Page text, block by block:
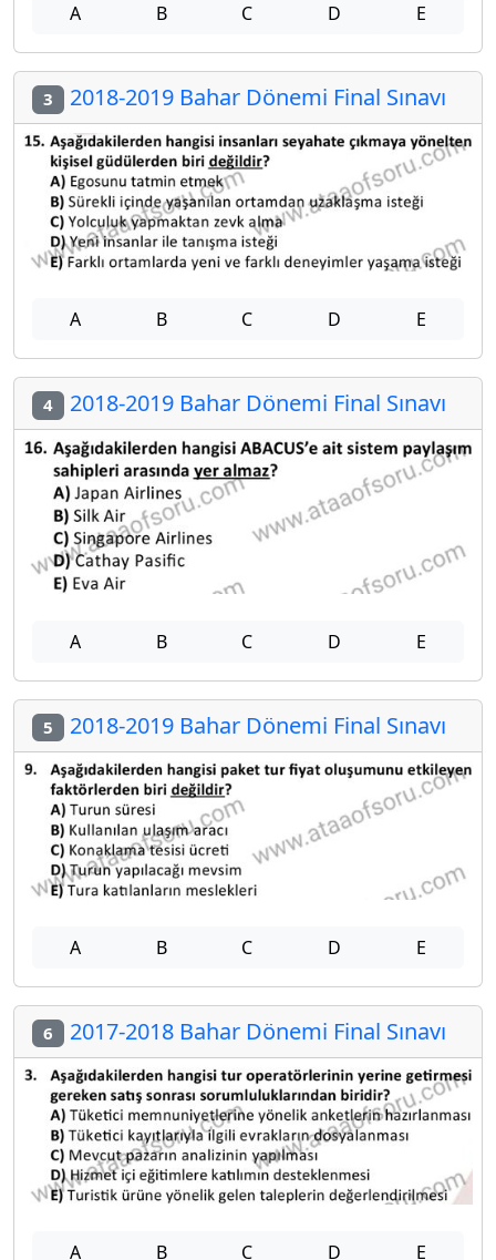
A B C D E
3 2018-2019 Bahar Dönemi Final Sınavı
A B C D E
4 2018-2019 Bahar Dönemi Final Sınavı
A B C D E
5 2018-2019 Bahar Dönemi Final Sınavı
A B C D E
6 2017-2018 Bahar Dönemi Final Sınavı
A B C D E